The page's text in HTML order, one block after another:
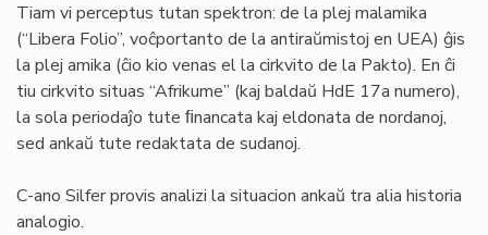
Tiam vi perceptus tutan spektron: de la plej malamika
(“Libera Folio”, voĉportanto de la antiraŭmistoj en UEA) ĝis
la plej amika (ĉio kio venas el la cirkvito de la Pakto). En ĉi
tiu cirkvito situas “Afrikume” (kaj baldaŭ HdE 17a numero),
la sola periodaĵo tute ﬁnancata kaj eldonata de nordanoj,
sed ankaŭ tute redaktata de sudanoj.
C-ano Silfer provis analizi la situacion ankaŭ tra alia historia
analogio.